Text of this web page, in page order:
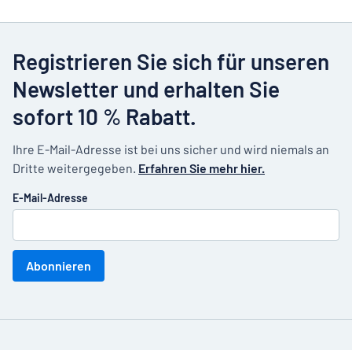
Registrieren Sie sich für unseren
Newsletter und erhalten Sie
sofort 10 % Rabatt.
Ihre E-Mail-Adresse ist bei uns sicher und wird niemals an
Dritte weitergegeben. Erfahren Sie mehr hier.
E-Mail-Adresse
Abonnieren